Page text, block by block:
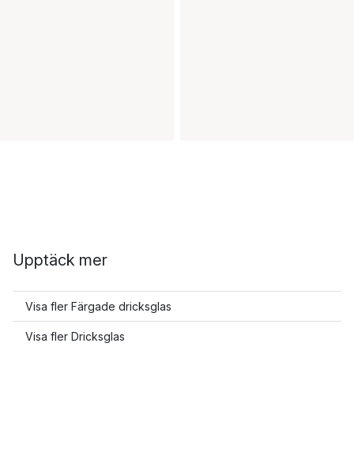
Upptäck mer
Visa fler Färgade dricksglas
Visa fler Dricksglas